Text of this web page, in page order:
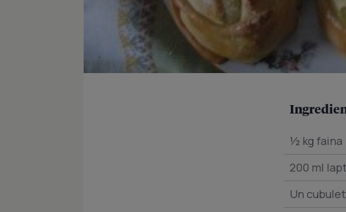
½ kg faina
200 ml
Un